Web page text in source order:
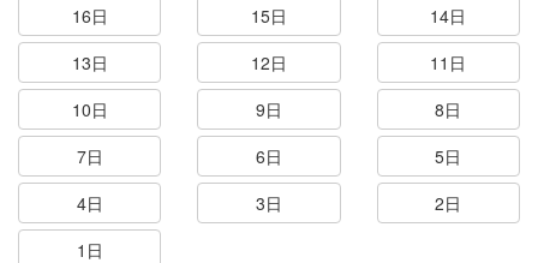
16日
15日
14日
13日
12日
11日
10日
9日
8日
7日
6日
5日
4日
3日
2日
1日